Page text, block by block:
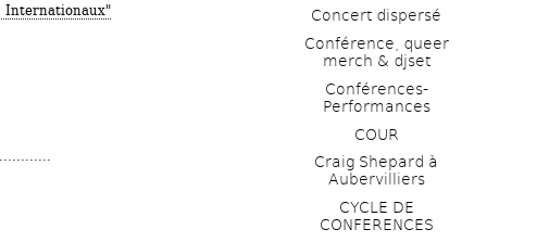
Internationaux"
Concert dispersé
Conférence, queer
merch & djset
Conférences-
Performances
COUR
Craig Shepard à
Aubervilliers
CYCLE DE
CONFERENCES